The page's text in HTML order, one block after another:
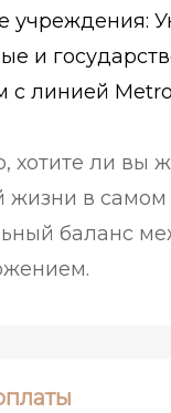
учреждения:
и
с линией
хотите ли вы
жизни в
баланс